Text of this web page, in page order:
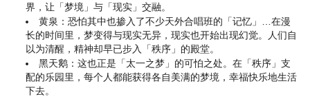
界，让「梦境」与「现实」交融。
黄泉：恐怕其中也掺入了不少天外合唱班的「记忆」…在漫
长的时间里，梦变得与现实无异，现实也开始出现幻觉。人们自
以为清醒，精神却早已步入「秩序」的殿堂。
黑天鹅：这也正是「太一之梦」的可怕之处。在「秩序」支
配的乐园里，每个人都能获得各自美满的梦境，幸福快乐地生活
下去。